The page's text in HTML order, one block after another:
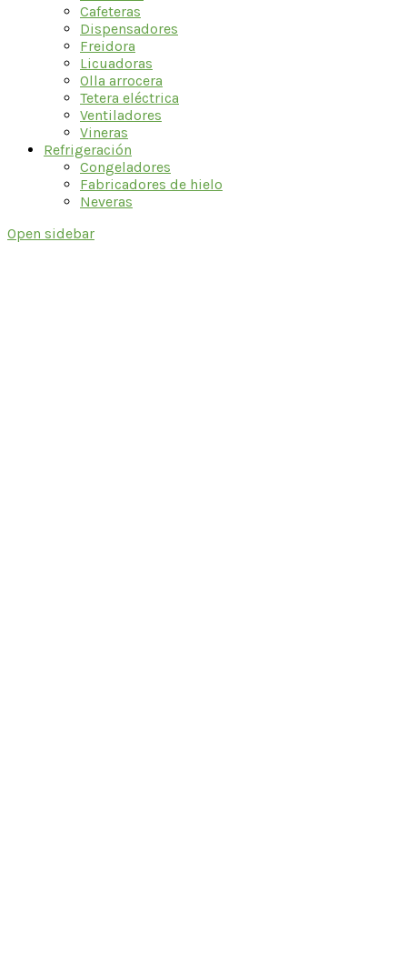
Cafeteras
Dispensadores
Freidora
Licuadoras
Olla arrocera
Tetera eléctrica
Ventiladores
Vineras
Refrigeración
Congeladores
Fabricadores de hielo
Neveras
Open sidebar